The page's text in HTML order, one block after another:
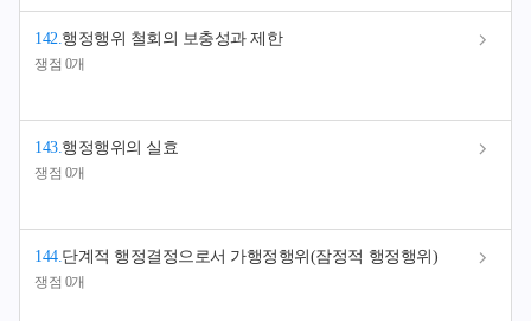
142.행정행위 철회의 보충성과 제한
쟁점 0개
143.행정행위의 실효
쟁점 0개
144.단계적 행정결정으로서 가행정행위(잠정적 행정행위)
쟁점 0개